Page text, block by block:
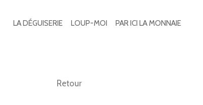
LA DÉGUISERIE LOUP-MOI PAR ICI LA MONNAIE
Retour